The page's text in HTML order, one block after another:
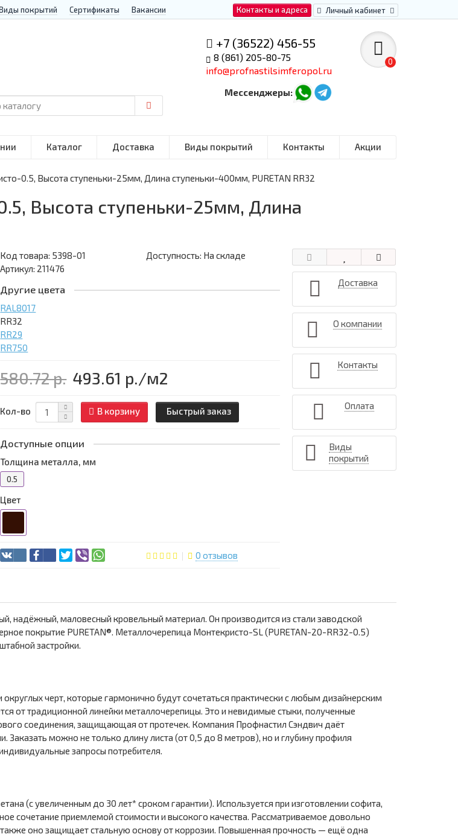
Контакты и адреса Личный кабинет
покрытий Сертификаты Вакансии
+7 (36522) 456-55
8 (861) 205-80-75
info@profnastilsimferopol.ru
Мессенджеры:
0
Каталог Доставка Виды покрытий Контакты Акции
0.5, Высота ступеньки-25мм, Длина ступеньки-400мм, PURETAN RR32
Высота ступеньки-25мм, Длина
Код товара: 5398-01
Доступность: На складе
Артикул: 211476
Другие цвета
RAL8017
RR32
RR29
RR750
580.72 р. 493.61 р./м2
Кол-во В корзину Быстрый заказ
Доступные опции
Толщина металла, мм
0.5
Цвет
0 отзывов
Доставка
О компании
Контакты
Оплата
Виды
покрытий
надёжный, маловесный кровельный материал. Он производится из стали заводской
покрытие PURETAN®. Металлочерепица Монтекристо-SL (PURETAN-20-RR32-0.5)
застройки.
черт, которые гармонично будут сочетаться практически с любым дизайнерским
от традиционной линейки металлочерепицы. Это и невидимые стыки, полученные
соединения, защищающая от протечек. Компания Профнастил Сэндвич даёт
можно не только длину листа (от 0,5 до 8 метров), но и глубину профиля
запросы потребителя.
(с увеличенным до 30 лет* сроком гарантии). Используется при изготовлении софита,
сочетание приемлемой стоимости и высокого качества. Рассматриваемое довольно
оно защищает стальную основу от коррозии. Повышенная прочность — ещё одна